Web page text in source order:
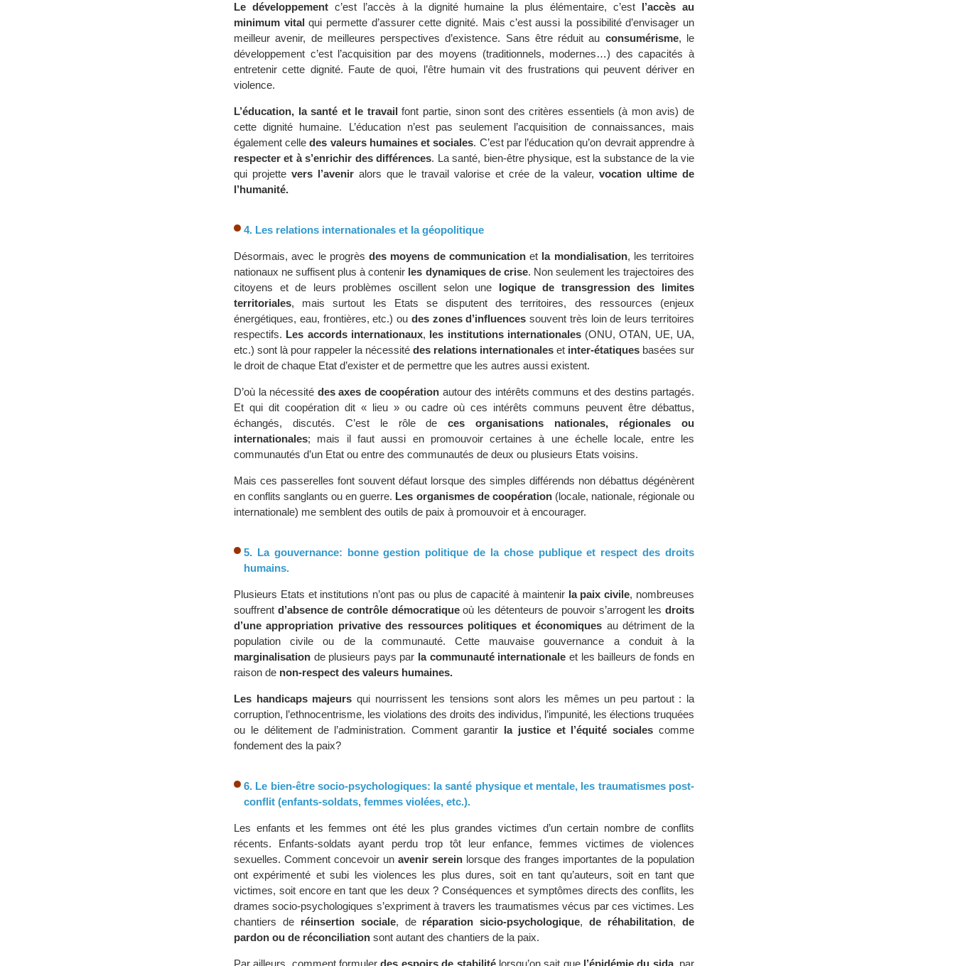
Le développementc’est l’accès à la dignité humaine la plus élémentaire, c’est l’accès au
minimum vital qui permette d’assurer cette dignité. Mais c’est aussi la possibilité d’envisager un
meilleur avenir, de meilleures perspectives d’existence. Sans être réduit au consumérisme, le
développement c’est l’acquisition par des moyens (traditionnels, modernes…) des capacités à
entretenir cette dignité. Faute de quoi, l’être humain vit des frustrations qui peuvent dériver en
violence.
L’éducation, la santé et le travail font partie, sinon sont des critères essentiels (à mon avis) de
cette dignité humaine. L’éducation n’est pas seulement l’acquisition de connaissances, mais
également celledes valeurs humaines et sociales. C’est par l’éducation qu’on devrait apprendre à
respecter et à s’enrichir des différences. La santé, bien-être physique, est la substance de la vie
qui projette vers l’avenir alors que le travail valorise et crée de la valeur, vocation ultime de
l’humanité.
4. Les relations internationales et la géopolitique
Désormais, avec le progrès des moyens de communicationet la mondialisation, les territoires
nationaux ne suffisent plus à contenir les dynamiques de crise. Non seulement les trajectoires des
citoyens et de leurs problèmes oscillent selon une logique de transgression des limites
territoriales, mais surtout les Etats se disputent des territoires, des ressources (enjeux
énergétiques, eau, frontières, etc.) ou des zones d’influences souvent très loin de leurs territoires
respectifs. Les accords internationaux, les institutions internationales(ONU, OTAN, UE, UA,
etc.) sont là pour rappeler la nécessité des relations internationales et inter-étatiques basées sur
le droit de chaque Etat d’exister et de permettre que les autres aussi existent.
D’où la nécessité des axes de coopération autour des intérêts communs et des destins partagés.
Et qui dit coopération dit « lieu » ou cadre où ces intérêts communs peuvent être débattus,
échangés, discutés. C’est le rôle deces organisations nationales, régionales ou
internationales; mais il faut aussi en promouvoir certaines à une échelle locale, entre les
communautés d’un Etat ou entre des communautés de deux ou plusieurs Etats voisins.
Mais ces passerelles font souvent défaut lorsque des simples différends non débattus dégénèrent
en conflits sanglants ou en guerre. Les organismes de coopération(locale, nationale, régionale ou
internationale) me semblent des outils de paix à promouvoir et à encourager.
5. La gouvernance: bonne gestion politique de la chose publique et respect des droits
humains.
Plusieurs Etats et institutions n’ont pas ou plus de capacité à maintenir la paix civile, nombreuses
souffrent d’absence de contrôle démocratiqueoù les détenteurs de pouvoir s’arrogent lesdroits
d’une appropriation privative des ressources politiques et économiques au détriment de la
population civile ou de la communauté. Cette mauvaise gouvernance a conduit à la
marginalisation de plusieurs pays par la communauté internationale et les bailleurs de fonds en
raison de non-respect des valeurs humaines.
Les handicaps majeurs qui nourrissent les tensions sont alors les mêmes un peu partout : la
corruption, l’ethnocentrisme, les violations des droits des individus, l’impunité, les élections truquées
ou le délitement de l’administration. Comment garantir la justice et l’équité sociales comme
fondement des la paix?
6. Le bien-être socio-psychologiques: la santé physique et mentale, les traumatismes post-
conflit (enfants-soldats, femmes violées, etc.).
Les enfants et les femmes ont été les plus grandes victimes d’un certain nombre de conflits
récents. Enfants-soldats ayant perdu trop tôt leur enfance, femmes victimes de violences
sexuelles. Comment concevoir un avenir serein lorsque des franges importantes de la population
ont expérimenté et subi les violences les plus dures, soit en tant qu’auteurs, soit en tant que
victimes, soit encore en tant que les deux ? Conséquences et symptômes directs des conflits, les
drames socio-psychologiques s’expriment à travers les traumatismes vécus par ces victimes. Les
chantiers de réinsertion sociale, de réparation sicio-psychologique,de réhabilitation,de
pardon ou de réconciliation sont autant des chantiers de la paix.
Par ailleurs, comment formulerdes espoirs de stabilitélorsqu’on sait que l’épidémie du sida, par